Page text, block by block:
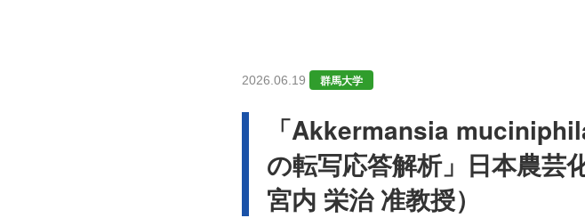
2026.06.19 群馬大学
「Akkermansia
の転写応答解析」日本農芸
宮内 栄治 准教授）